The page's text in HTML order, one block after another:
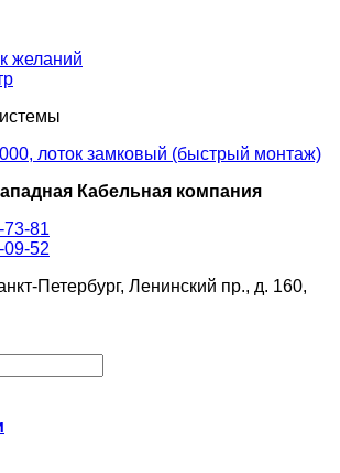
желаний
лоток замковый (быстрый монтаж)
Кабельная компания
73-81
09-52
Петербург, Ленинский пр., д. 160,